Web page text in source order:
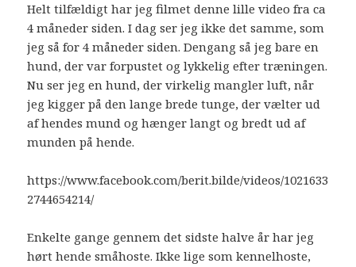
Helt tilfældigt har jeg filmet denne lille video fra ca
4 måneder siden. I dag ser jeg ikke det samme, som
jeg så for 4 måneder siden. Dengang så jeg bare en
hund, der var forpustet og lykkelig efter træningen.
Nu ser jeg en hund, der virkelig mangler luft, når
jeg kigger på den lange brede tunge, der vælter ud
af hendes mund og hænger langt og bredt ud af
munden på hende.
https://www.facebook.com/berit.bilde/videos/1021633
2744654214/
Enkelte gange gennem det sidste halve år har jeg
hørt hende småhoste. Ikke lige som kennelhoste,